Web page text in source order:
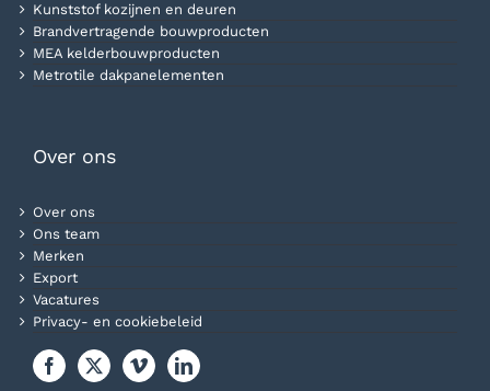
Kunststof kozijnen en deuren
Brandvertragende bouwproducten
MEA kelderbouwproducten
Metrotile dakpanelementen
Over ons
Over ons
Ons team
Merken
Export
Vacatures
Privacy- en cookiebeleid